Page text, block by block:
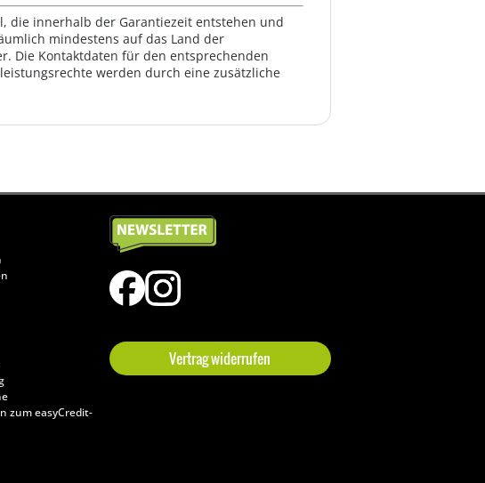
die innerhalb der Garantiezeit entstehen und
mindestens auf das Land der
Die Kontaktdaten für den entsprechenden
werden durch eine zusätzliche
zum easyCredit-
Vertrag widerrufen